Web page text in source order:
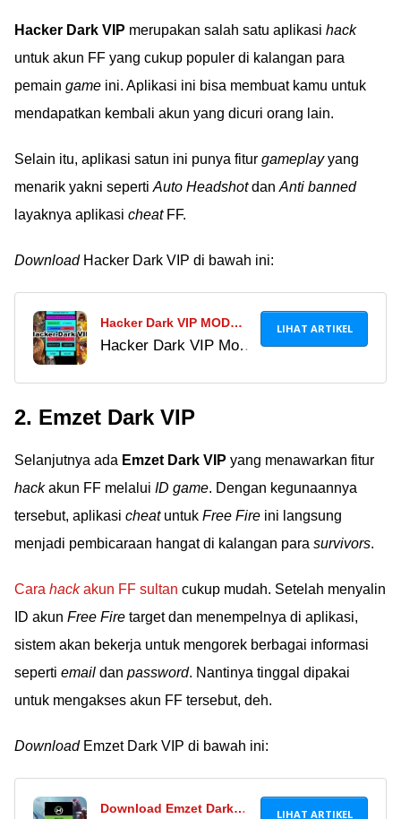
Hacker Dark VIP merupakan salah satu aplikasi hack
untuk akun FF yang cukup populer di kalangan para
pemain game ini. Aplikasi ini bisa membuat kamu untuk
mendapatkan kembali akun yang dicuri orang lain.
Selain itu, aplikasi satun ini punya fitur gameplayyang
menarik yakni seperti Auto Headshotdan Anti banned
layaknya aplikasi cheatFF.
DownloadHacker Dark VIP di bawah ini:
Hacker Dark VIP MOD
APK v 1.1 untuk FF
Hacker Dark VIP Mod
terbaru November
temukan di sini. Kamu
bisa klaim akun FF
gratis no password.
LIHAT ARTIKEL
2. Emzet Dark VIP
Selanjutnya ada Emzet Dark VIP yang menawarkan fitur
hackakun FF melalui ID game. Dengan kegunaannya
tersebut, aplikasi cheatuntuk Free Fire ini langsung
menjadi pembicaraan hangat di kalangan para survivors.
Cara hackakun FF sultan cukup mudah. Setelah menyalin
ID akun Free Fire target dan menempelnya di aplikasi,
sistem akan bekerja untuk mengorek berbagai informasi
seperti email dan password. Nantinya tinggal dipakai
untuk mengakses akun FF tersebut, deh.
DownloadEmzet Dark VIP di bawah ini:
Download Emzet Dark LIHAT ARTIKEL